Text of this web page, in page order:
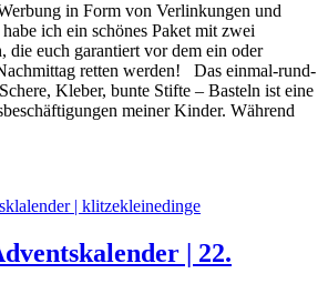
in Form von Verlinkungen und
ich ein schönes Paket mit zwei
die euch garantiert vor dem ein oder
retten werden! Das einmal-rund-
Kleber, bunte Stifte – Basteln ist eine
meiner Kinder. Während
| 22.